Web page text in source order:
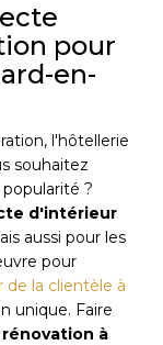
pour
en-
l'hôtellerie
souhaitez
?
d'intérieur
aussi pour les
pour
de la clientèle à
unique. Faire
à